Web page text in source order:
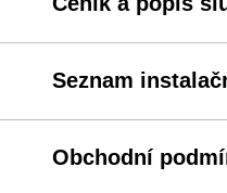
Seznam
Obchodní